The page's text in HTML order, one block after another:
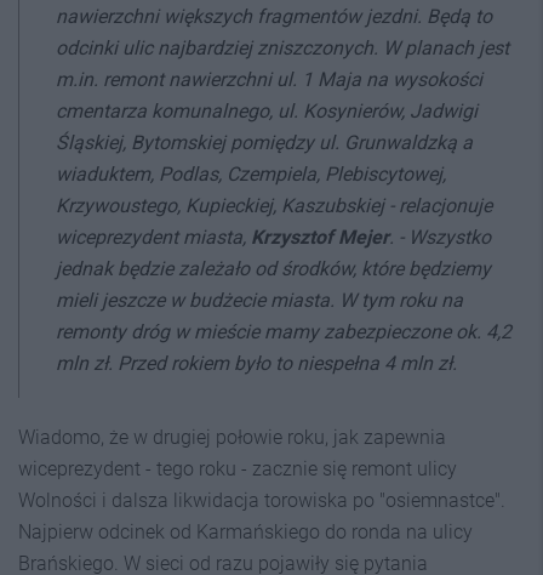
nawierzchni większych fragmentów jezdni. Będą to
odcinki ulic najbardziej zniszczonych. W planach jest
m.in. remont nawierzchni ul. 1 Maja na wysokości
cmentarza komunalnego, ul. Kosynierów, Jadwigi
Śląskiej, Bytomskiej pomiędzy ul. Grunwaldzką a
wiaduktem, Podlas, Czempiela, Plebiscytowej,
Krzywoustego, Kupieckiej, Kaszubskiej - relacjonuje
wiceprezydent miasta, Krzysztof Mejer. - Wszystko
jednak będzie zależało od środków, które będziemy
mieli jeszcze w budżecie miasta. W tym roku na
remonty dróg w mieście mamy zabezpieczone ok. 4,2
mln zł. Przed rokiem było to niespełna 4 mln zł.
Wiadomo, że w drugiej połowie roku, jak zapewnia
wiceprezydent - tego roku - zacznie się remont ulicy
Wolności i dalsza likwidacja torowiska po "osiemnastce".
Najpierw odcinek od Karmańskiego do ronda na ulicy
Brańskiego. W sieci od razu pojawiły się pytania